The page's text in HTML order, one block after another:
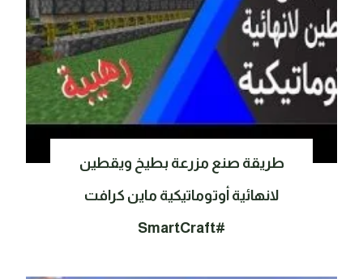
طريقة صنع مزرعة بطيخ ويقطين
لانهائية أوتوماتيكية ماين كرافت
#SmartCraft